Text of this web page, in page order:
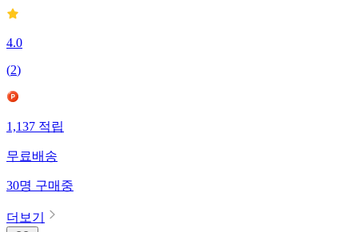
4.0
(2)
1,137적립
무료배송
30명구매중
더보기